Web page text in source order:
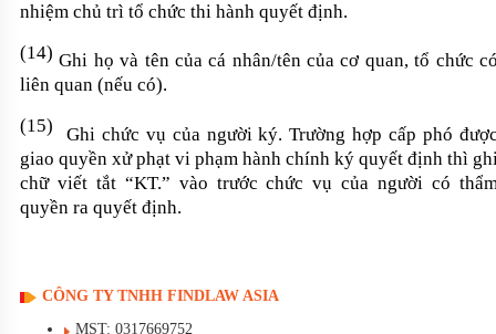
nhiệm chủ trì tổ chức thi hành quyết định.
(14) Ghi họ và tên của cá nhân/tên của cơquan,tổ chức
liên quan (nếu có).
(15) Ghi chức vụ của người ký. Trường hợp cấp phó
giao quyền xửphạt vi phạm hành chính ký quyết định thì
chữ viết tắt “KT.” vào trước chức vụ của người có
quyền ra quyết định.
CÔNG TY TNHH FINDLAW ASIA
MST: 0317669752